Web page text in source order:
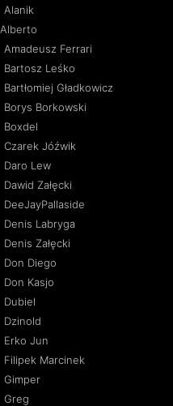
Alanik
Alberto
Amadeusz Ferrari
Bartosz Leśko
Bartłomiej Gładkowicz
Borys Borkowski
Boxdel
Czarek Jóźwik
Daro Lew
Dawid Załęcki
DeeJayPallaside
Denis Labryga
Denis Załęcki
Don Diego
Don Kasjo
Dubiel
Dzinold
Erko Jun
Filipek Marcinek
Gimper
Greg